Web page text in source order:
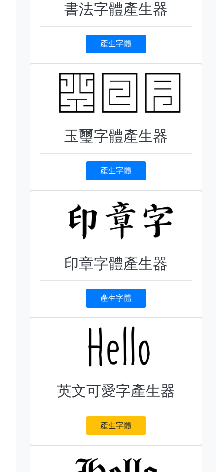
書法字體產生器
產生字體
玉璽字體產生器
產生字體
印章字體產生器
產生字體
英文可愛字產生器
產生字體